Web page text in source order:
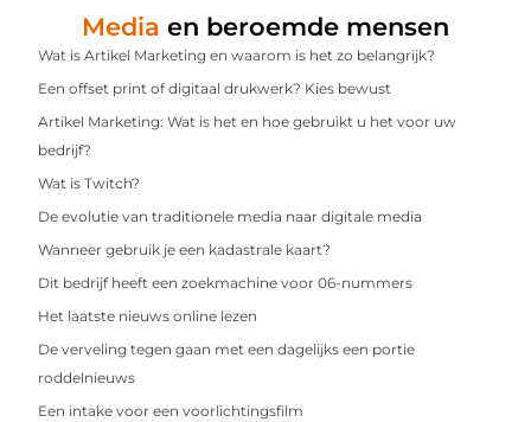
Media en beroemde mensen
Wat is Artikel Marketing en waarom is het zo belangrijk?
Een offset print of digitaal drukwerk? Kies bewust
Artikel Marketing: Wat is het en hoe gebruikt u het voor uw
bedrijf?
Wat is Twitch?
De evolutie van traditionele media naar digitale media
Wanneer gebruik je een kadastrale kaart?
Dit bedrijf heeft een zoekmachine voor 06-nummers
Het laatste nieuws online lezen
De verveling tegen gaan met een dagelijks een portie
roddelnieuws
Een intake voor een voorlichtingsfilm